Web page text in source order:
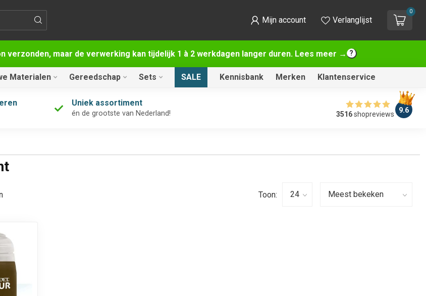
verzonden, maar de verwerking kan tijdelijk 1 à 2 werkdagen langer duren. Lees meer →
Mijn account Verlanglijst
0
Materialen Gereedschap Sets SALE Kennisbank Merken Klantenservice
Uniek assortiment
én de grootste van Nederland! 3516shopreviews 9.6
Toon: